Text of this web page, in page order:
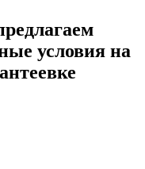
условия на